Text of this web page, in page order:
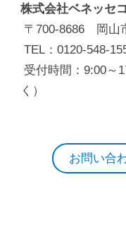
株式会社ベネッセ
〒700-8686 岡山
TEL：0120-548-
受付時間：9:00～
く）
お問い合